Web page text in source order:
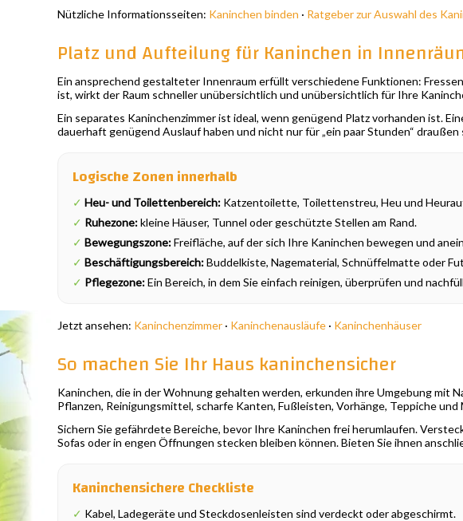
Nützliche Informationsseiten: Kaninchen binden · Ratgeber zur Auswahl des
Platz und Aufteilung für Kaninchen in
Ein ansprechend gestalteter Innenraum erfüllt verschiedene Funktionen:
ist, wirkt der Raum schneller unübersichtlich und unübersichtlich für Ihre
Ein separates Kaninchenzimmer ist ideal, wenn genügend Platz vorhanden ist.
dauerhaft genügend Auslauf haben und nicht nur für „ein paar Stunden“
Logische Zonen innerhalb
✓ Heu- und Toilettenbereich: Katzentoilette, Toilettenstreu, Heu und
✓ Ruhezone:kleine Häuser, Tunnel oder geschützte Stellen am Rand.
✓ Bewegungszone:Freifläche, auf der sich Ihre Kaninchen bewegen und
✓ Beschäftigungsbereich:Buddelkiste, Nagematerial, Schnüffelmatte oder
✓ Pflegezone:Ein Bereich, in dem Sie einfach reinigen, überprüfen und
Jetzt ansehen: Kaninchenzimmer · Kaninchenausläufe · Kaninchenhäuser
So machen Sie Ihr Haus kaninchensicher
Kaninchen, die in der Wohnung gehalten werden, erkunden ihre Umgebung
Pflanzen, Reinigungsmittel, scharfe Kanten, Fußleisten, Vorhänge, Teppiche
Sichern Sie gefährdete Bereiche, bevor Ihre Kaninchen frei herumlaufen.
Sofas oder in engen Öffnungen stecken bleiben können. Bieten Sie ihnen
Kaninchensichere Checkliste
✓ Kabel, Ladegeräte und Steckdosenleisten sind verdeckt oder abgeschirmt.